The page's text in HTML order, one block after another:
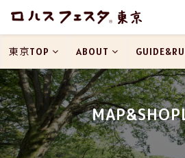
東京TOP ABOUT